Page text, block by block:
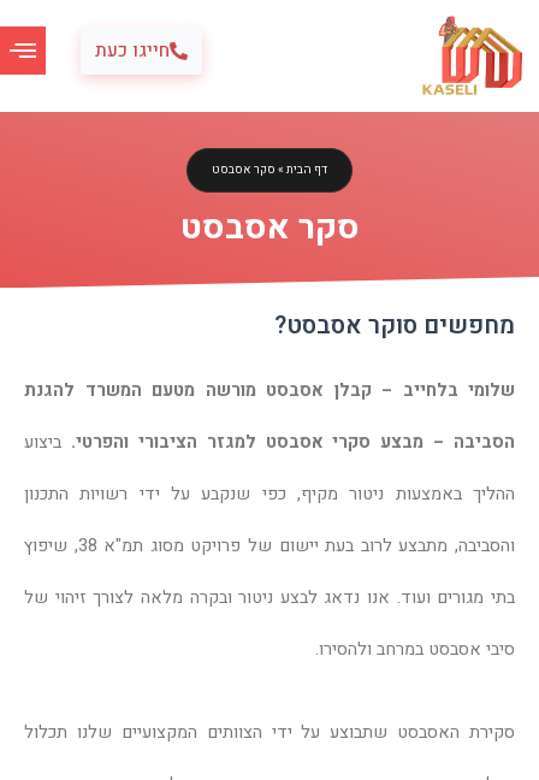
לתוכן
חייגו כעת
דף הבית » סקר אסבסט
סקר אסבסט
מחפשים סוקר אסבסט?
שלומי בלחייב – קבלן אסבסט מורשה מטעם המשרד להגנת
הסביבה – מבצע סקרי אסבסט למגזר הציבורי והפרטי. ביצוע
ההליך באמצעות ניטור מקיף, כפי שנקבע על ידי רשויות התכנון
והסביבה, מתבצע לרוב בעת יישום של פרויקט מסוג תמ"א 38, שיפוץ
בתי מגורים ועוד. אנו נדאג לבצע ניטור ובקרה מלאה לצורך זיהוי של
סיבי אסבסט במרחב ולהסירו.
סקירת האסבסט שתבוצע על ידי הצוותים המקצועיים שלנו תכלול